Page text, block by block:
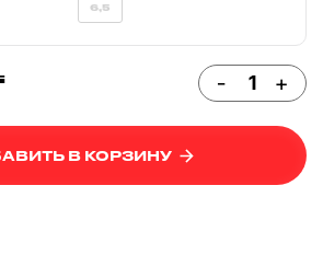
6,5
- +
В КОРЗИНУ